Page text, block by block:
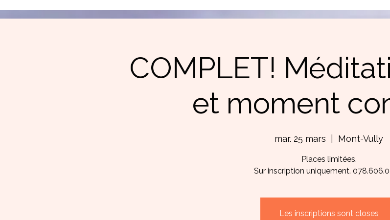
COMPLET!
et moment
mar. 25 mars Mont-Vully
Places limitées.
Sur inscription uniquement.
Les inscriptions sont closes